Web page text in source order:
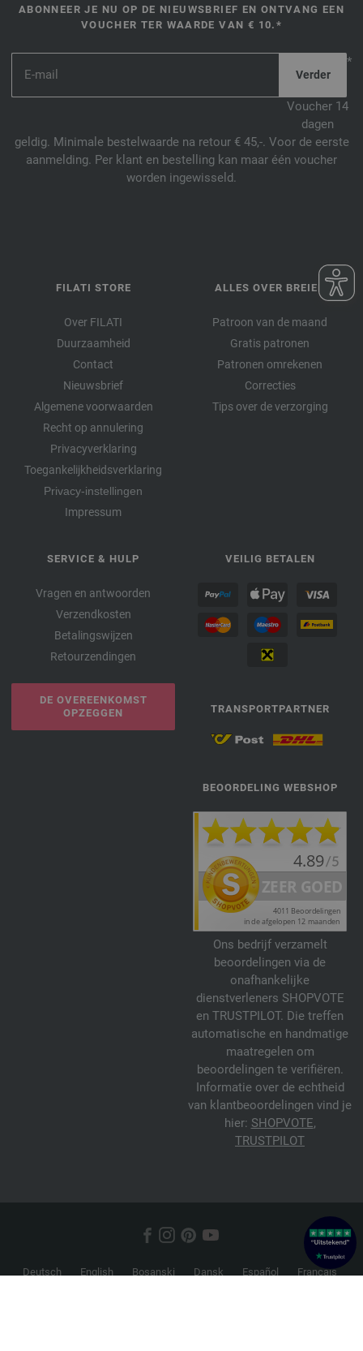
ABONNEER JE NU OP DE NIEUWSBRIEF EN ONTVANG EEN
VOUCHER TER WAARDE VAN € 10.*
*
Voucher 14
dagen
geldig. Minimale bestelwaarde na retour € 45,-. Voor de eerste
aanmelding. Per klant en bestelling kan maar één voucher
worden ingewisseld.
FILATI STORE
Over FILATI
Duurzaamheid
Contact
Nieuwsbrief
Algemene voorwaarden
Recht op annulering
Privacyverklaring
Toegankelijkheidsverklaring
Privacy-instellingen
Impressum
ALLES OVER BREIEN
Patroon van de maand
Gratis patronen
Patronen omrekenen
Correcties
Tips over de verzorging
SERVICE & HULP
Vragen en antwoorden
Verzendkosten
Betalingswijzen
Retourzendingen
DE OVEREENKOMST
OPZEGGEN
VEILIG BETALEN
TRANSPORTPARTNER
BEOORDELING WEBSHOP
Ons bedrijf verzamelt
beoordelingen via de
onafhankelijke
dienstverleners SHOPVOTE
en TRUSTPILOT. Die treffen
automatische en handmatige
maatregelen om
beoordelingen te verifiëren.
Informatie over de echtheid
van klantbeoordelingen vind je
hier: SHOPVOTE,
TRUSTPILOT
Deutsch English Bosanski Dansk Español
Français